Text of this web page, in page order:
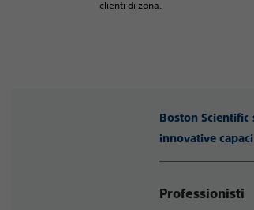
clienti di zona.
Boston
innovative
Professionisti